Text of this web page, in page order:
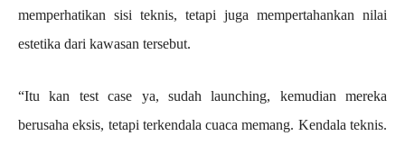
memperhatikan sisi teknis, tetapi juga mempertahankan nilai
estetika dari kawasan tersebut.
“Itu kan test case ya, sudah launching, kemudian mereka
berusaha eksis, tetapi terkendala cuaca memang. Kendala teknis.